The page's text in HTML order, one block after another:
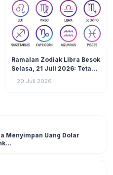
Ramalan Zodiak Libra Besok
Selasa, 21 Juli 2026: Tetap
Fokus Hadapi Tantangan,
20 Juli 2026
Menyimpan Uang Dolar